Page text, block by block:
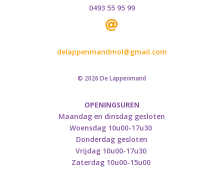
0493 55 95 99

delappenmandmol@gmail.com
© 2026 De Lappenmand
OPENINGSUREN
Maandag en dinsdag gesloten
Woensdag 10u00-17u30
Donderdag gesloten
Vrijdag 10u00-17u30
Zaterdag 10u00-15u00